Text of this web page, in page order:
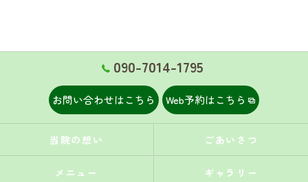
090-7014-1795
お問い合わせはこちら Web予約はこちら
当院の想い ごあいさつ
メニュー ギャラリー